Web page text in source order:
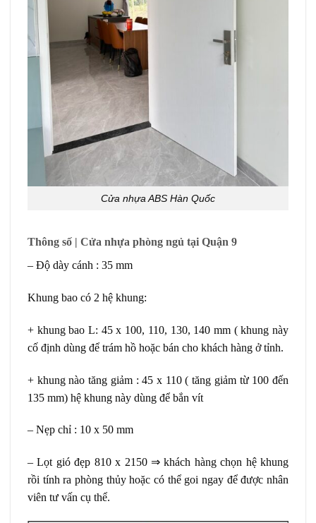
Cửa nhựa ABS Hàn Quốc
Thông số | Cửa nhựa phòng ngủ tại Quận 9
– Độ dày cánh : 35 mm
Khung bao có 2 hệ khung:
+ khung bao L: 45 x 100, 110, 130, 140 mm ( khung này
cố định dùng để trám hồ hoặc bán cho khách hàng ở tỉnh.
+ khung nào tăng giảm : 45 x 110 ( tăng giảm từ 100 đến
135 mm) hệ khung này dùng để bắn vít
– Nẹp chỉ : 10 x 50 mm
– Lọt gió đẹp 810 x 2150 ⇒ khách hàng chọn hệ khung
rồi tính ra phòng thủy hoặc có thể goi ngay để được nhân
viên tư vấn cụ thể.